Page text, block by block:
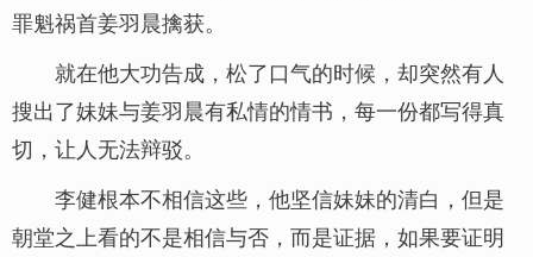
罪魁祸首姜羽晨擒获。
就在他大功告成，松了口气的时候，却突然有人
搜出了妹妹与姜羽晨有私情的情书，每一份都写得真
切，让人无法辩驳。
李健根本不相信这些，他坚信妹妹的清白，但是
朝堂之上看的不是相信与否，而是证据，如果要证明